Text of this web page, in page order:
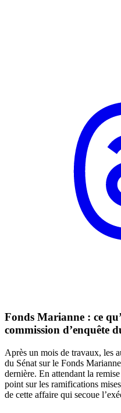
Fonds Marianne : ce
commission d’enquête
Après un mois de travaux, les
du Sénat sur le Fonds
dernière. En attendant la
point sur les ramifications
de cette affaire qui secoue